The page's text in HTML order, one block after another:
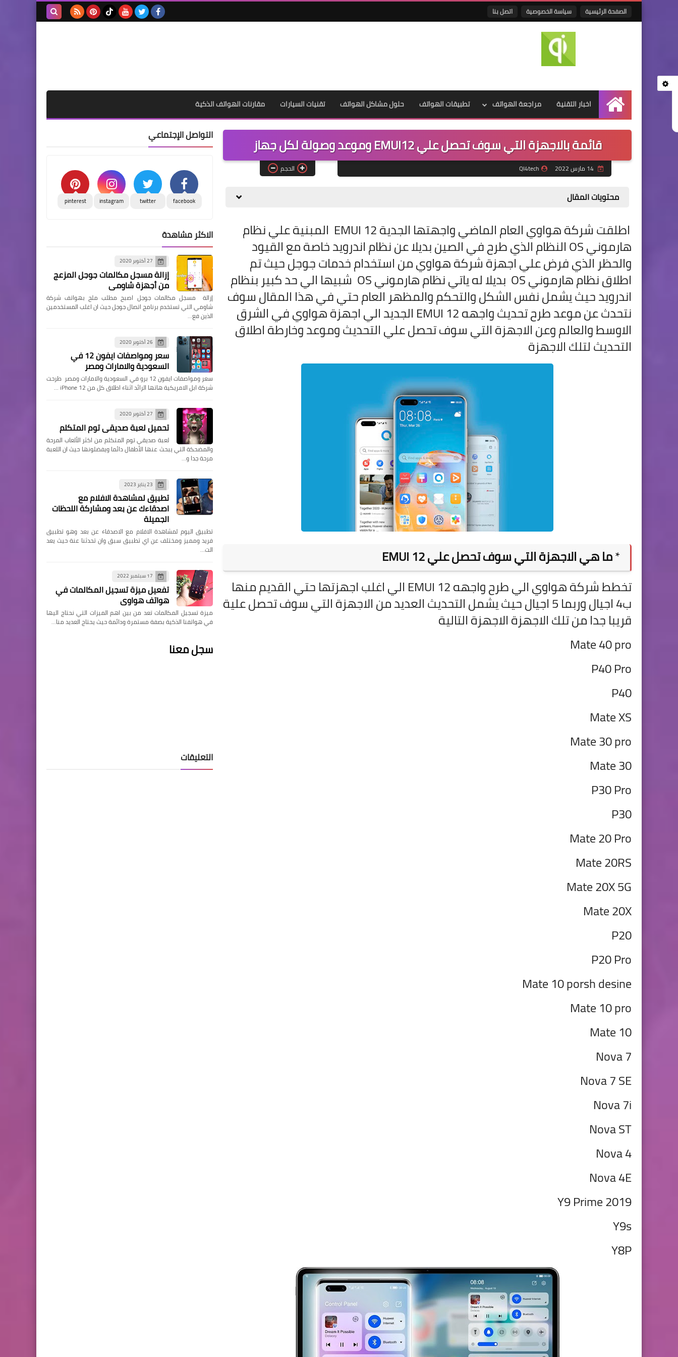
الصفحة الرئيسية سياسة الخصوصية اتصل بنا
الرئيسية
اخبار التقنية مراجعة الهواتف تطبيقات الهواتف حلول مشاكل الهواتف تقنيات السيارات مقارنات الهواتف الذكية
قائمة بالاجهزة التي سوف تحصل علي EMUI12 وموعد وصولة لكل جهاز
14 مارس 2022 QI4tech الحجم
محتويات المقال
اطلقت شركة هواوي العام الماضي واجهتها الجدية EMUI 12 المبنية علي نظام
هارموني OS النظام الذي طرح في الصين بديلا عن نظام اندرويد خاصة مع القيود
والحظر الذي فرض علي اجهزة شركة هواوي من استخدام خدمات جوجل حيث تم
اطلاق نظام هارموني OS بديلا له ياتي نظام هارموني OS شبيها الي حد كبير بنظام
اندرويد حيث يشمل نفس الشكل والتحكم والمظهر العام حتي في هذا المقال سوف
نتحدث عن موعد طرح تحديث واجهه EMUI 12 الجديد الي اجهزة هواوي في الشرق
الاوسط والعالم وعن الاجهزة التي سوف تحصل علي التحديث وموعد وخارطة اطلاق
التحديث لتلك الاجهزة
*ما هي الاجهزة التي سوف تحصل عليEMUI 12
تخطط شركة هواوي الي طرح واجهه
EMUI 12 الي اغلب اجهزتها حتي القديم منها
ب4 اجيال وربما 5 اجيال حيث يشمل التحديث العديد من الاجهزة التي سوف تحصل علية
قريبا جدا من تلك الاجهزة الاجهزة التالية
Mate 40 pro
P40 Pro
P40
Mate XS
Mate 30 pro
Mate 30
P30 Pro
P30
Mate 20 Pro
Mate 20RS
Mate 20X 5G
Mate 20X
P20
P20 Pro
Mate 10 porsh desine
Mate 10 pro
Mate 10
Nova 7
Nova 7SE
Nova 7i
Nova ST
Nova 4
Nova 4E
Y9 Prime 2019
Y9s
Y8P
التواصل الإجتماعي
facebook
twitter
instagram
pinterest
الاكثر مشاهدة
27 أكتوبر 2020
إزالة مسجل مكالمات جوجل المزعج
من أجهزة شاومي
إزالة مسجل مكالمات جوجل اصبح مطلب ملح بهواتف شركة
شاومي التي تستخدم برنامج اتصال جوجل حيث ان اغلب المستخدمين
الذين فع…
26 أكتوبر 2020
سعر ومواصفات ايفون 12 في
السعودية والامارات ومصر
سعر ومواصفات ايفون 12 برو في السعودية والامارات ومصر طرحت
شركة ابل الامريكية هاتها الرائد اثناء اطلاق كل من iPhone 12 …
27 أكتوبر 2020
تحميل لعبة صديقي توم المتكلم
لعبة صديقي توم المتكلم من اكثر الألعاب المرحة
والمضحكة التي يبحث عنها الأطفال دائما ويفضلونها حيث ان اللعبة
مرحة جدا و…
23 يناير 2023
تطبيق لمشاهدة الافلام مع
اصدقاءك عن بعد ومشاركة اللحظات
الجميلة
تطبيق اليوم لمشاهدة الافلام مع الاصدقاء عن بعد وهو تطبيق
فريد ومميز ومختلف عن اي تطبيق سبق وان تحدثنا عنة حيث يعد
الت…
17 سبتمبر 2022
تفعيل ميزة تسجيل المكالمات في
هواتف هواوي
ميزة تسجيل المكالمات تعد من بين اهم الميزات التي نحتاج اليها
في هواتفنا الذكية بصفة مستمرة ودائمة حيث يحتاج العديد منا…
سجل معنا
التعليقات